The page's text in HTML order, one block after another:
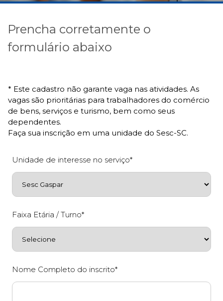
Prencha corretamente o
formulário abaixo
* Este cadastro não garante vaga nas atividades. As
vagas são prioritárias para trabalhadores do comércio
de bens, serviços e turismo, bem como seus
dependentes.
Faça sua inscrição em uma unidade do Sesc-SC.
Unidade de interesse no serviço*
Faixa Etária / Turno*
Nome Completo do inscrito*